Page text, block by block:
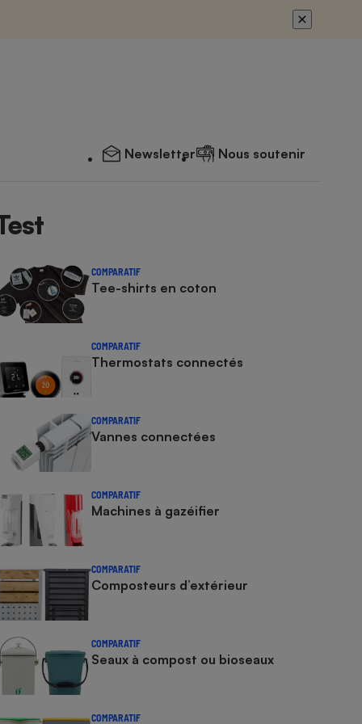
Newsletter Nous soutenir
COMPARATIF
Tee-shirts en coton
COMPARATIF
Thermostats connectés
COMPARATIF
Vannes connectées
COMPARATIF
Machines à gazéifier
COMPARATIF
Composteurs d’extérieur
COMPARATIF
Seaux à compost ou bioseaux
COMPARATIF